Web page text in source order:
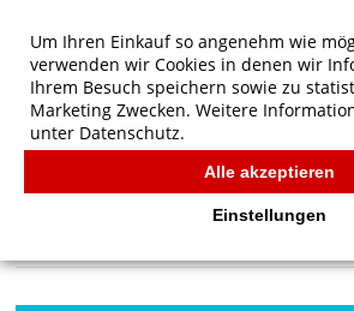
Kustom Kit Women's St. Mellion
Um Ihren Einkauf so angenehm wie
verwenden wir Cookies in denen wir
Ihrem Besuch speichern sowie zu
Marketing Zwecken. Weitere
unter Datenschutz.
Alle akzeptieren
Einstellungen